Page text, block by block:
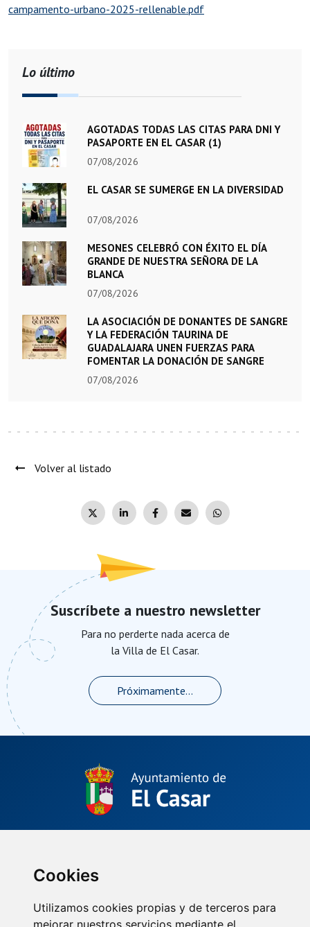
Cookies
Utilizamos cookies propias y de terceros para
mejorar nuestros servicios mediante el
campamento-urbano-2025-rellenable.pdf
Lo último
AGOTADAS TODAS LAS CITAS PARA DNI Y
PASAPORTE EN EL CASAR (1)
07/08/2026
EL CASAR SE SUMERGE EN LA DIVERSIDAD
07/08/2026
MESONES CELEBRÓ CON ÉXITO EL DÍA
GRANDE DE NUESTRA SEÑORA DE LA
BLANCA
07/08/2026
LA ASOCIACIÓN DE DONANTES DE SANGRE
Y LA FEDERACIÓN TAURINA DE
GUADALAJARA UNEN FUERZAS PARA
FOMENTAR LA DONACIÓN DE SANGRE
07/08/2026
Volver al listado
Suscríbete a nuestro newsletter
Para no perderte nada acerca de
la Villa de El Casar.
Próximamente...